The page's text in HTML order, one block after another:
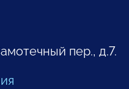
пер., д.7.